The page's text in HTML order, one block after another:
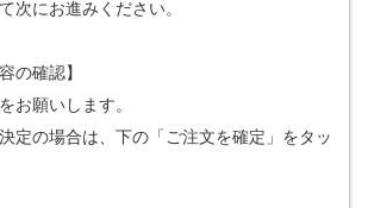
次にお進みください。
の確認】
お願いします。
定の場合は、下の「ご注文を確定」をタッ